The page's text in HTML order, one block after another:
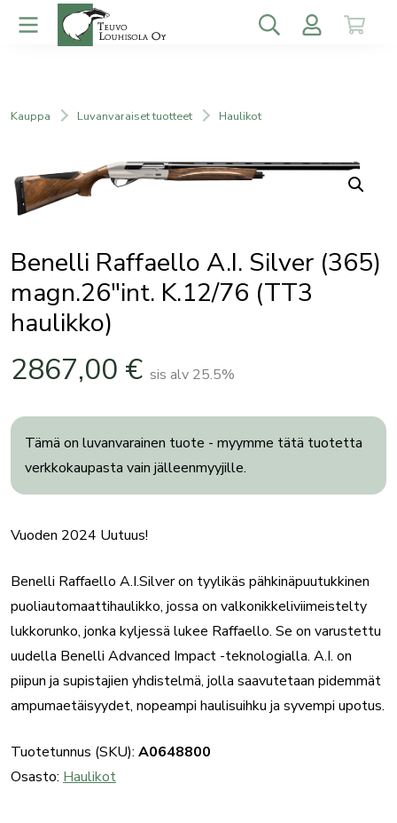
Kauppa Luvanvaraiset tuotteet Haulikot
Benelli Raffaello A.I. Silver (365)
magn.26″int. K.12/76 (TT3
haulikko)
2867,00 € sis alv 25.5%
Tämä on luvanvarainen tuote - myymme tätä tuotetta
verkkokaupasta vain jälleenmyyjille.
Vuoden 2024 Uutuus!
Benelli Raffaello A.I.Silver on tyylikäs pähkinäpuutukkinen
puoliautomaattihaulikko, jossa on valkonikkeliviimeistelty
lukkorunko, jonka kyljessä lukee Raffaello. Se on varustettu
uudella Benelli Advanced Impact -teknologialla. A.I. on
piipun ja supistajien yhdistelmä, jolla saavutetaan pidemmät
ampumaetäisyydet, nopeampi haulisuihku ja syvempi upotus.
Tuotetunnus (SKU): A0648800
Osasto: Haulikot